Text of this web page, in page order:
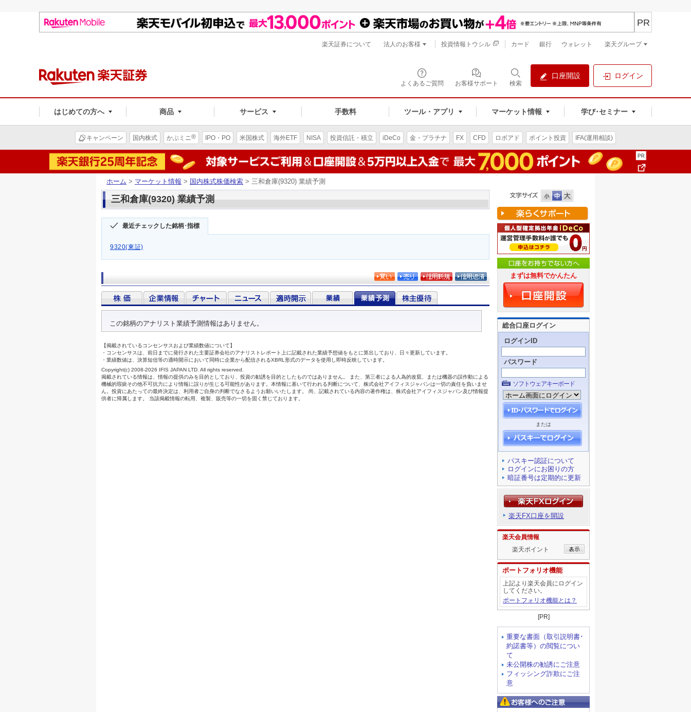
よくあるご質問 お客様サポート 検索
口座開設 ログイン
はじめての方へ 商品 サービス 手数料 ツール・アプリ マーケット情報 学び･セミナー
PR
楽天証券について 法人のお客様 投資情報トウシル カード 銀行 ウォレット 楽天グループ
キャンペーン 国内株式 かぶミニ® IPO・PO 米国株式 海外ETF NISA 投資信託・積立 iDeCo 金・プラチナ FX CFD ロボアド ポイント投資 IFA(運用相談)
ホーム > マーケット情報 > 国内株式株価検索 > 三和倉庫(9320) 業績予測
三和倉庫(9320) 業績予測
最近チェックした銘柄･指標
9320(東証)
まずは無料でかんたん
総合口座ログイン
ログインID
パスワード
ソフトウェアキーボード
または
パスキー認証について
ログインにお困りの方
暗証番号は定期的に更新
楽天FX口座を開設
楽天会員情報
楽天ポイント
ポートフォリオ機能
上記より楽天会員にログイン
してください。
ポートフォリオ機能とは？
[PR]
重要な書面（取引説明書･
約諾書等）の閲覧につい
て
未公開株の勧誘にご注意
フィッシング詐欺にご注
意